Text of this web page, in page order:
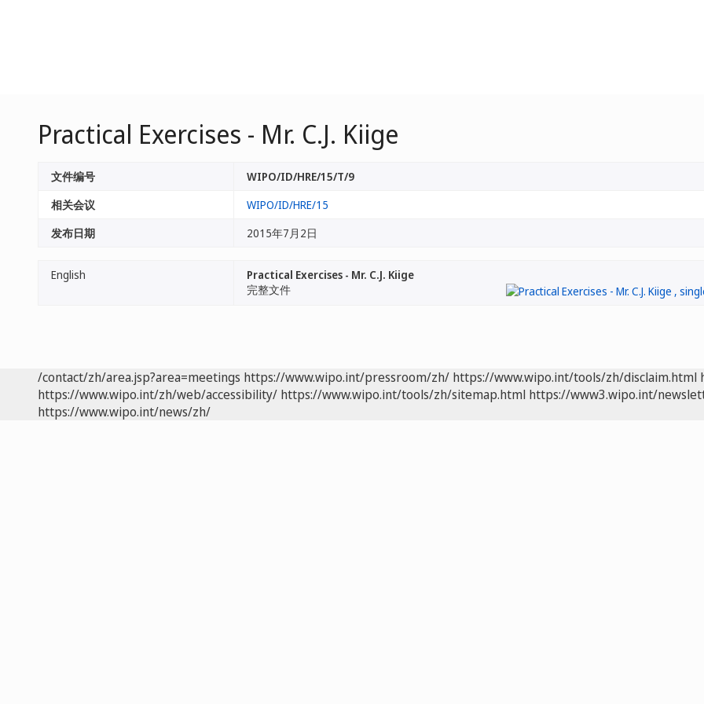
Practical Exercises - Mr. C.J. Kiige
文件编号
WIPO/ID/HRE/15/T/9
相关会议
WIPO/ID/HRE/15
发布日期
2015年7月2日
English
Practical Exercises - Mr. C.J. Kiige
完整文件
/contact/zh/area.jsp?area=meetings https://www.wipo.int/pressroom/zh/ https://www.wipo.int/tools/zh/disclaim.html
https://www.wipo.int/zh/web/accessibility/ https://www.wipo.int/tools/zh/sitemap.html https://www3.wipo.int/
https://www.wipo.int/news/zh/